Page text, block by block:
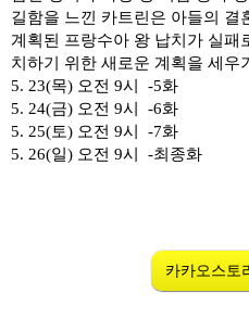
길함을 느낀 카트린은 아들의 결
계획된 프랑수아 왕 납치가 실패
치하기 위한 새로운 계획을 세우
5. 23(목) 오전 9시 -5화
5. 24(금) 오전 9시 -6화
5. 25(토) 오전 9시 -7화
5. 26(일) 오전 9시 -최종화
카카오스토